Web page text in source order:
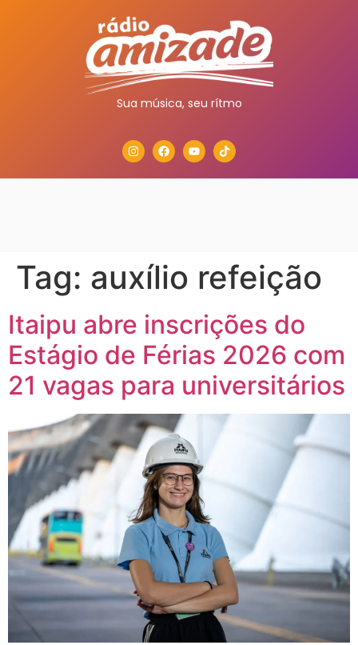
Sua música, seu rítmo
Tag: auxílio refeição
Itaipu abre inscrições do
Estágio de Férias 2026 com
21 vagas para universitários